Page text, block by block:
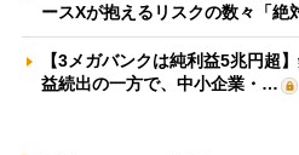
ースXが抱えるリスクの数々「絶
【3メガバンクは純利益5兆円超
益続出の一方で、中小企業・…